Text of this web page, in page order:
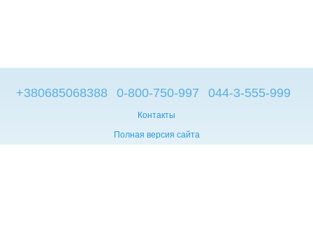
+380685068388 0-800-750-997 044-3-555-999
Контакты
Полная версия сайта